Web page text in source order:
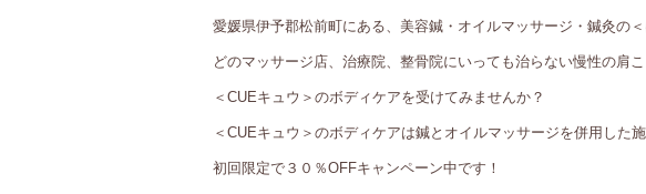
愛媛県伊予郡松前町にある、美容鍼・オイルマッサージ・鍼灸の
どのマッサージ店、治療院、整骨院にいっても治らない慢性の肩こ
＜CUEキュウ＞のボディケアを受けてみませんか？
＜CUEキュウ＞のボディケアは鍼とオイルマッサージを併用した
初回限定で３０％OFFキャンペーン中です！